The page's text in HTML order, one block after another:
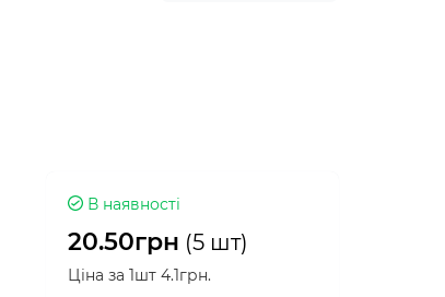
В наявності
20.50грн (5 шт)
Ціна за 1шт 4.1грн.